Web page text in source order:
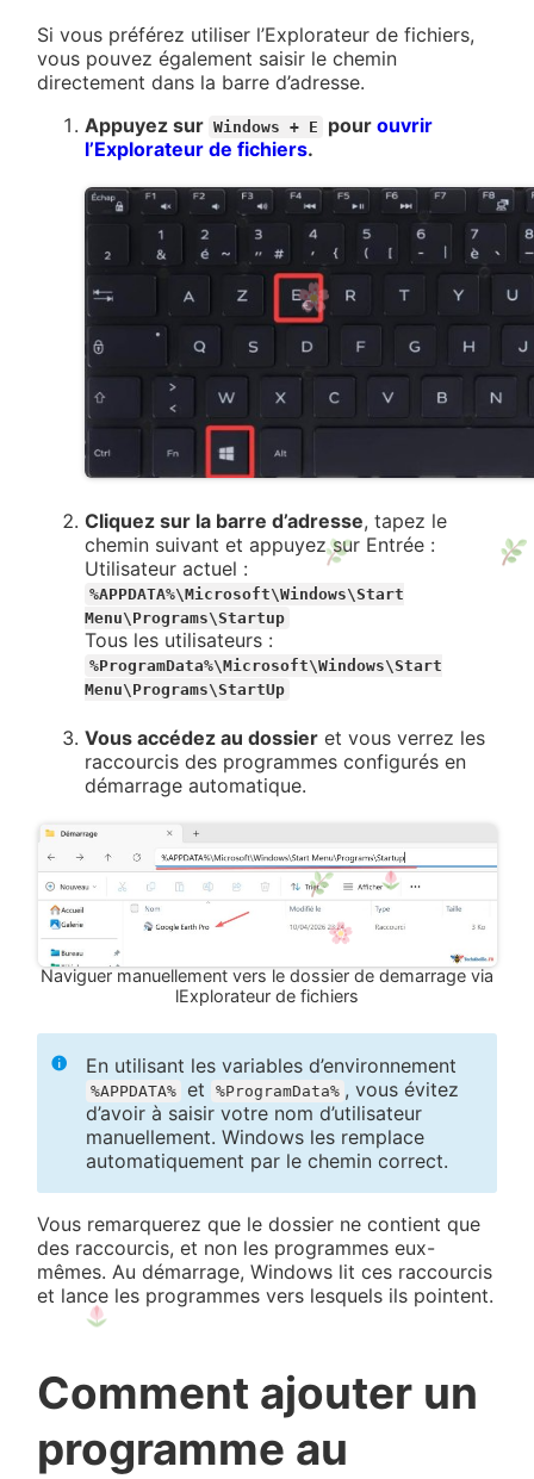
Si vous préférez utiliser l’Explorateur de fichiers,
vous pouvez également saisir le chemin
directement dans la barre d’adresse.
Appuyez sur Windows + E pour ouvrir
l’Explorateur de fichiers.
Cliquez sur la barre d’adresse, tapez le
chemin suivant et appuyez sur Entrée :
Utilisateur actuel :
%APPDATA%\Microsoft\Windows\Start
Menu\Programs\Startup
Tous les utilisateurs :
%ProgramData%\Microsoft\Windows\Start
Menu\Programs\StartUp
Vous accédez au dossier et vous verrez les
raccourcis des programmes configurés en
démarrage automatique.
Naviguer manuellement vers le dossier de demarrage via
lExplorateur de fichiers
En utilisant les variables d’environnement
%APPDATA% et %ProgramData% , vous évitez
d’avoir à saisir votre nom d’utilisateur
manuellement. Windows les remplace
automatiquement par le chemin correct.
Vous remarquerez que le dossier ne contient que
des raccourcis, et non les programmes eux-
mêmes. Au démarrage, Windows lit ces raccourcis
et lance les programmes vers lesquels ils pointent.
Comment ajouter un
programme au